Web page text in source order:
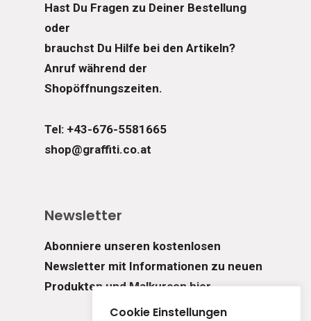
Hast Du Fragen zu Deiner Bestellung
oder
brauchst Du Hilfe bei den Artikeln?
Anruf während der
Shopöffnungszeiten.
Tel: +43-676-5581665
shop@graffiti.co.at
Newsletter
Abonniere unseren kostenlosen
Newsletter mit Informationen zu neuen
Produkten und Malkursen hier.
Cookie Einstellungen